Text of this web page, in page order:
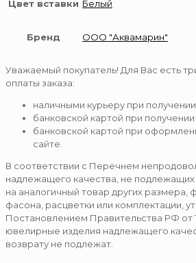
Цвет вставки Белый
Бренд ООО "Аквамарин"
Уважаемый покупатель! Для Вас есть
оплаты заказа:
наличными курьеру при
банковской картой при
банковской картой при
сайте.
В соответствии с Перечнем
надлежащего качества, не
на аналогичный товар других размера,
фасона, расцветки или комплектации,
Постановлением Правительства РФ от
ювелирные изделия надлежащего
возврату не подлежат.